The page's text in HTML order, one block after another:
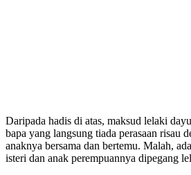
Daripada hadis di atas, maksud lelaki
bapa yang langsung tiada perasaan risau
anaknya bersama dan bertemu. Malah,
isteri dan anak perempuannya dipegang